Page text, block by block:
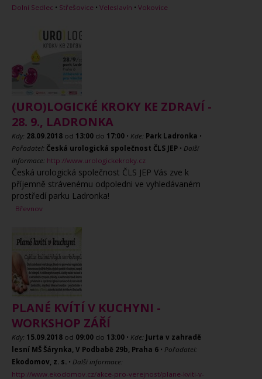
Dolní Sedlec • Střešovice • Veleslavín • Vokovice
(URO)LOGICKÉ KROKY KE ZDRAVÍ -
28. 9., LADRONKA
Kdy: 28.09.2018 od 13:00 do 17:00 • Kde: Park Ladronka •
Pořadatel: Česká urologická společnost ČLS JEP • Další
informace: http://www.urologickekroky.cz
Česká urologická společnost ČLS JEP Vás zve k
příjemně strávenému odpoledni ve vyhledávaném
prostředí parku Ladronka!
Břevnov
PLANÉ KVÍTÍ V KUCHYNI -
WORKSHOP ZÁŘÍ
Kdy: 15.09.2018 od 09:00 do 13:00 • Kde: Jurta v zahradě
lesní MŠ Šárynka, V Podbabě 29b, Praha 6 • Pořadatel:
Ekodomov, z. s. • Další informace:
http://www.ekodomov.cz/akce-pro-verejnost/plane-kviti-v-